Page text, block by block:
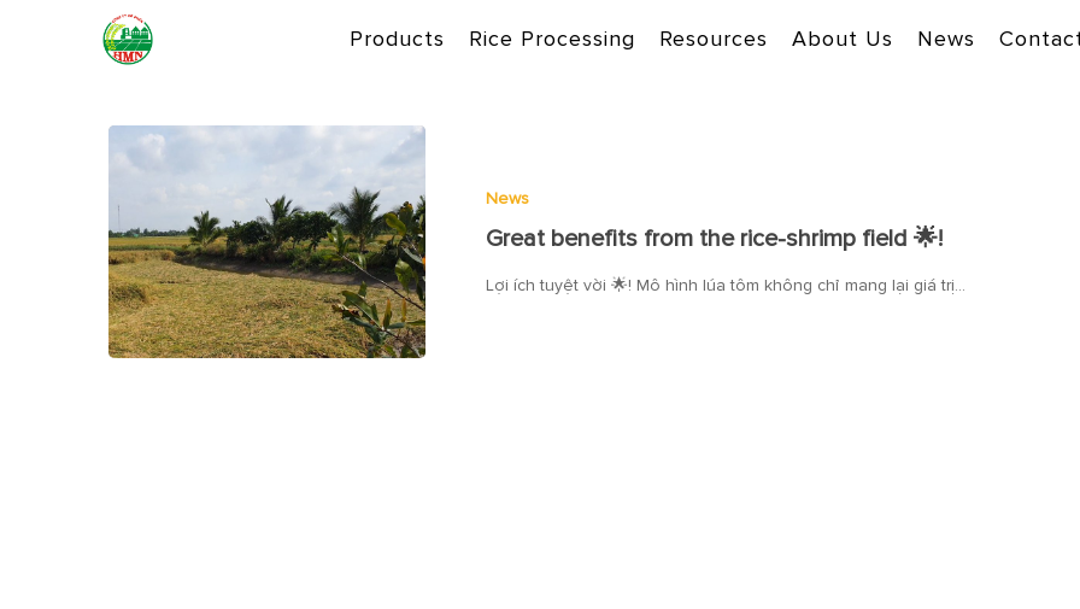
Products Rice Processing Resources About Us News
News
Great benefits from the rice-shrimp field 🌟!
Lợi ích tuyệt vời 🌟! Mô hình lúa tôm không chỉ mang lại giá trị…